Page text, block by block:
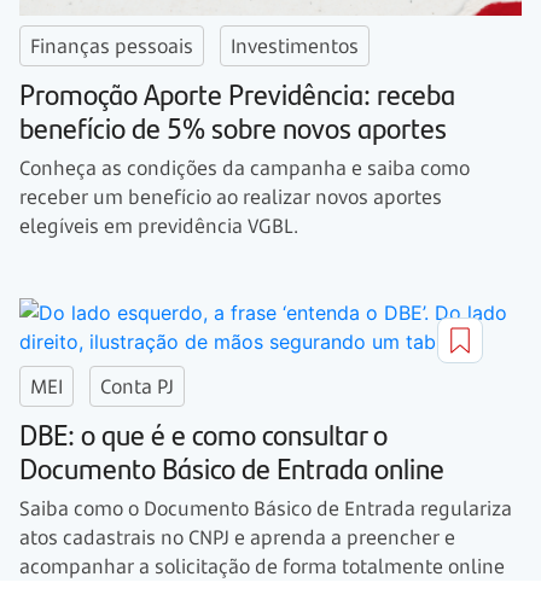
Finanças pessoais Investimentos
Promoção Aporte Previdência: receba
benefício de 5% sobre novos aportes
Conheça as condições da campanha e saiba como
receber um benefício ao realizar novos aportes
elegíveis em previdência VGBL.
MEI Conta PJ
DBE: o que é e como consultar o
Documento Básico de Entrada online
Saiba como o Documento Básico de Entrada regulariza
atos cadastrais no CNPJ e aprenda a preencher e
acompanhar a solicitação de forma totalmente online